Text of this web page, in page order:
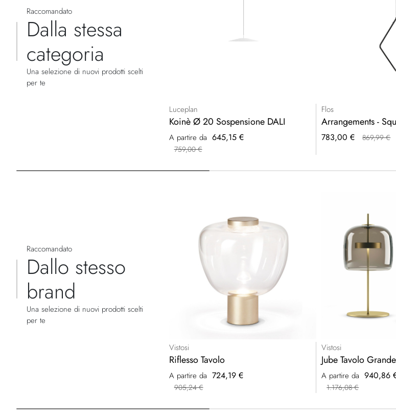
Raccomandato
Dalla stessa
categoria
Una selezione di nuovi prodotti scelti
per te
Luceplan
Koinè Ø 20 Sospensione DALI
A partire da 645,15 €
759,00 €
Flos
Arrangements -
Prezzo
783,00 € 869,99 €
Raccomandato
Dallo stesso
brand
Una selezione di nuovi prodotti scelti
per te
Vistosi
Riflesso Tavolo
A partire da 724,19 €
905,24 €
Vistosi
Jube Tavolo Grande
A partire da 940,86
1.176,08 €